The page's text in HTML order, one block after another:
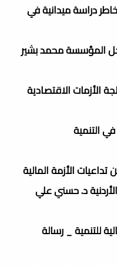
دراسة ميدانية في
المؤسسة محمد بشير
الأزمات الاقتصادية
التنمية
الأزمة المالية
د. حسني علي
للتنمية _ رسالة